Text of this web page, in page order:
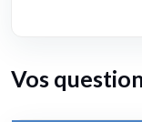
Vos